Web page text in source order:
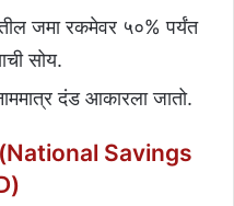
जमा रकमेवर ५०% पर्यंत
सोय.
दंड आकारला जातो.
(National Savings